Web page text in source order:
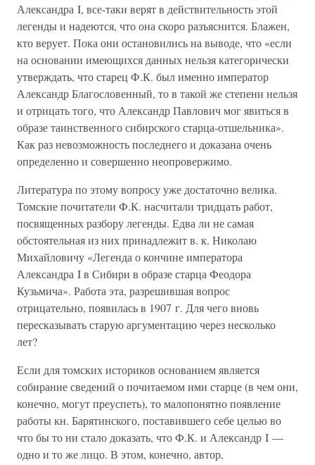
Александра I, все-таки верят в действительность этой
легенды и надеются, что она скоро разъяснится. Блажен,
кто верует. Пока они остановились на выводе, что «если
на основании имеющихся данных нельзя категорически
утверждать, что старец Ф.К. был именно император
Александр Благословенный, то в такой же степени нельзя
и отрицать того, что Александр Павлович мог явиться в
образе таинственного сибирского старца-отшельника».
Как раз невозможность последнего и доказана очень
определенно и совершенно неопровержимо.
Литература по этому вопросу уже достаточно велика.
Томские почитатели Ф.К. насчитали тридцать работ,
посвященных разбору легенды. Едва ли не самая
обстоятельная из них принадлежит в. к. Николаю
Михайловичу «Легенда о кончине императора
Александра I в Сибири в образе старца Феодора
Кузьмича». Работа эта, разрешившая вопрос
отрицательно, появилась в 1907 г. Для чего вновь
пересказывать старую аргументацию через несколько
лет?
Если для томских историков основанием является
собирание сведений о почитаемом ими старце (в чем они,
конечно, могут преуспеть), то малопонятно появление
работы кн. Барятинского, поставившего себе целью во
что бы то ни стало доказать, что Ф.К. и Александр I —
одно и то же лицо. В этом, конечно, автор,